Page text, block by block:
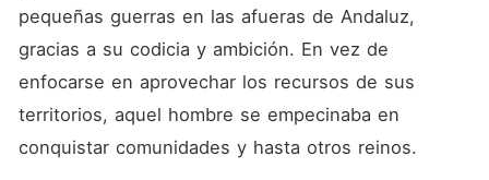
pequeñas guerras en las afueras de Andaluz,
gracias a su codicia y ambición. En vez de
enfocarse en aprovechar los recursos de sus
territorios, aquel hombre se empecinaba en
conquistar comunidades y hasta otros reinos.